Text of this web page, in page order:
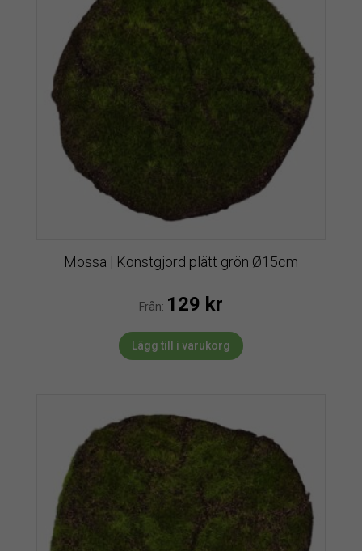
Mossa | Konstgjord plätt grön Ø15cm
Från: 129 kr
Lägg till i varukorg